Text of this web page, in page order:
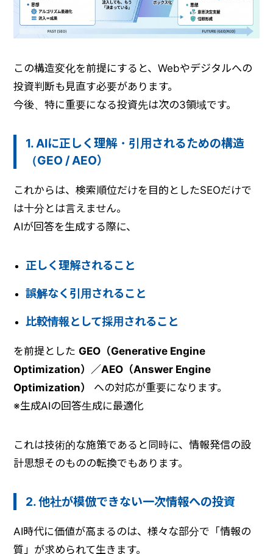
この構造変化を前提にすると、Webやデジタルへの
投資判断も見直す必要があります。
今後、特に重要になる投資先は次の3領域です。
1. AIに正しく理解・引用されるための構造
（GEO / AEO）
これからは、検索順位だけを目的としたSEOだけで
は十分とは言えません。
AIが回答を生成する際に、
正しく理解されること
誤解なく引用されること
比較情報として採用されること
を前提としたGEO（Generative Engine
Optimization）／AEO（Answer Engine
Optimization）
への対応が重要になります。
※生成AIの回答生成に最適化
これは技術的な施策であると同時に、情報発信の設
計思想そのものの転換でもあります。
2. 他社が模倣できない一次情報への投資
AI時代に価値が高まるのは、様々な部分で「情報の
質」が求められて生きます。